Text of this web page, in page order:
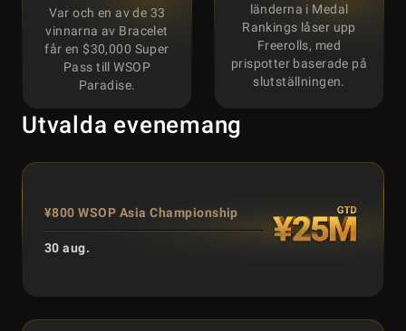
Var och en av de 33
vinnarna av Bracelet
får en $30,000 Super
Pass till WSOP
Paradise.
länderna i Medal
Rankings låser upp
Freerolls, med
prispotter baserade på
slutställningen.
Utvalda evenemang
¥800 WSOP Asia Championship
30 aug.